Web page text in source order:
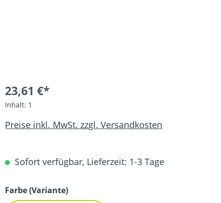
23,61 €*
Inhalt: 1
Preise inkl. MwSt. zzgl. Versandkosten
Sofort verfügbar, Lieferzeit: 1-3 Tage
Farbe (Variante)auswählen